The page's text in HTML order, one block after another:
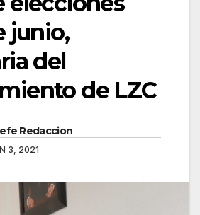
junio,
del
de LZC
Redaccion
3, 2021